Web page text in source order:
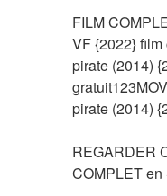
FILM
VF {2022}
pirate (2014)
pirate (2014)
REGARDER
COMPLET